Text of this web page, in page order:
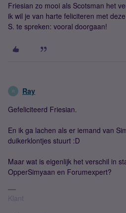
Friesian zo mooi als Scotsman het
ik wil je van harte feliciteren met
S. te spreken: vooral doorgaan!
R Ray
Gefeliciteerd Friesian.
En ik ga lachen als er iemand van
duikerklontjes stuurt :D
Maar wat is eigenlijk het verschil in
OpperSimyaan en Forumexpert?
Klant